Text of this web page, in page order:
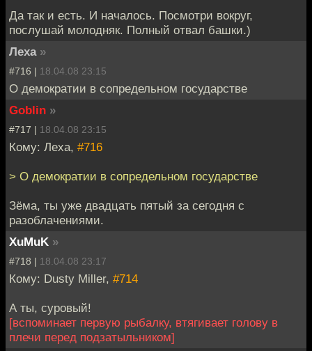
Да так и есть. И началось. Посмотри вокруг,
послушай молодняк. Полный отвал башки.)
Леха »
#716 | 18.04.08 23:15
О демократии в сопредельном государстве
Goblin »
#717 | 18.04.08 23:15
Кому: Леха, #716
> О демократии в сопредельном государстве
Зёма, ты уже двадцать пятый за сегодня с
разоблачениями.
XuMuK »
#718 | 18.04.08 23:17
Кому: Dusty Miller, #714
А ты, суровый!
[вспоминает первую рыбалку, втягивает голову в
плечи перед подзатыльником]